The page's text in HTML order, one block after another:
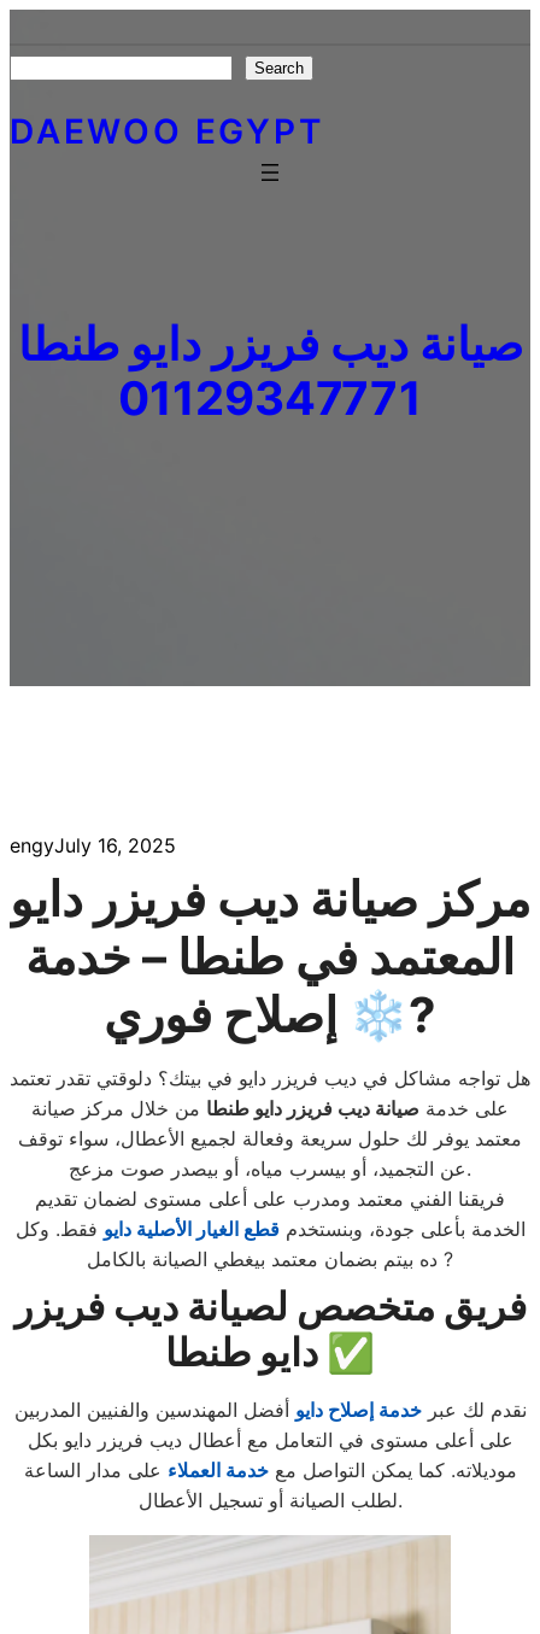
to
content
Search
DAEWOO EGYPT
صيانة ديب فريزر دايو طنطا
01129347771
engyJuly 16, 2025
مركز صيانة ديب فريزر دايو
المعتمد في طنطا – خدمة
إصلاح فوري ❄️?
هل تواجه مشاكل في ديب فريزر دايو في بيتك؟ دلوقتي تقدر تعتمد
على خدمة صيانة ديب فريزر دايو طنطا من خلال مركز صيانة
معتمد يوفر لك حلول سريعة وفعالة لجميع الأعطال، سواء توقف
عن التجميد، أو بيسرب مياه، أو بيصدر صوت مزعج.
فريقنا الفني معتمد ومدرب على أعلى مستوى لضمان تقديم
الخدمة بأعلى جودة، وبنستخدمقطع الغيار الأصلية دايو فقط. وكل
ده بيتم بضمان معتمد بيغطي الصيانة بالكامل ?️
فريق متخصص لصيانة ديب فريزر
دايو طنطا ✅
نقدم لك عبرخدمة إصلاح دايو أفضل المهندسين والفنيين المدربين
على أعلى مستوى في التعامل مع أعطال ديب فريزر دايو بكل
موديلاته. كما يمكن التواصل معخدمة العملاء على مدار الساعة
لطلب الصيانة أو تسجيل الأعطال.